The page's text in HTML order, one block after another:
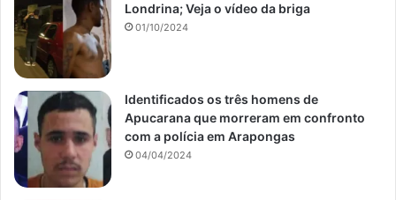
Londrina; Veja o vídeo da briga
01/10/2024
Identificados os três homens de
Apucarana que morreram em confronto
com a polícia em Arapongas
04/04/2024